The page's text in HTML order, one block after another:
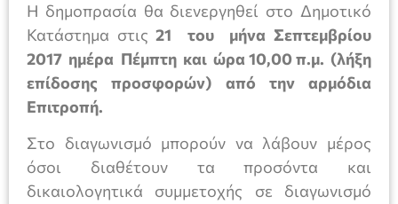
Η δημοπρασία θα διενεργηθεί στο Δημοτικό
Κατάστημα στις21 του μήνα Σεπτεμβρίου
2017 ημέρα Πέμπτη και ώρα 10,00 π.μ. (λήξη
επίδοσης προσφορών) από την αρμόδια
Επιτροπή.
Στο διαγωνισμό μπορούν να λάβουν μέρος
όσοι διαθέτουν τα προσόντα και
δικαιολογητικά συμμετοχής σε διαγωνισμό